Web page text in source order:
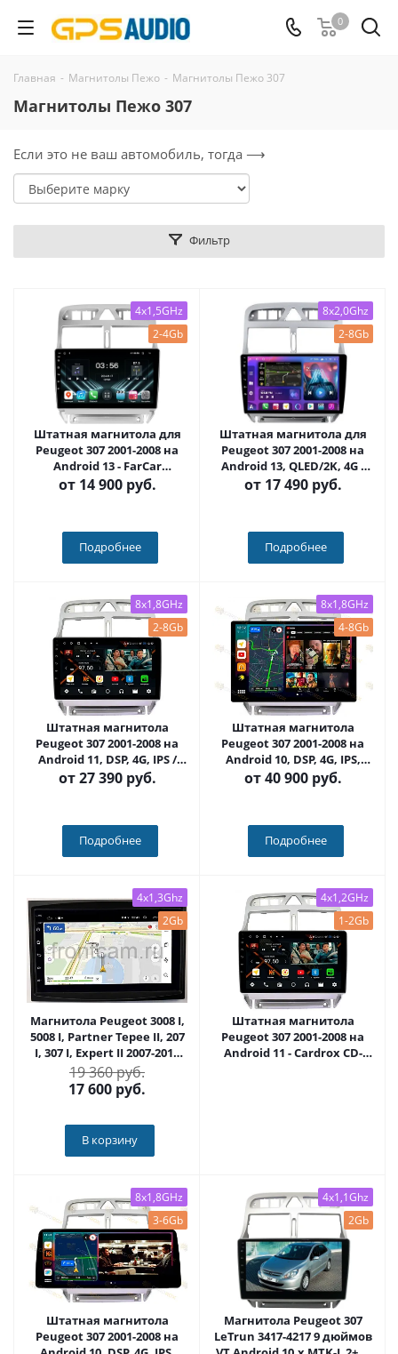
0
Главная - Магнитолы Пежо - Магнитолы Пежо 307
Магнитолы Пежо 307
Если это не ваш автомобиль, тогда ⟶
Фильтр
4x1,5GHz
2-4Gb
Штатная магнитола для
Peugeot 307 2001-2008 на
Android 13 - FarCar
(D/DX017M Silver)
от 14 900 руб.
Подробнее
8x2,0Ghz
2-8Gb
Штатная магнитола для
Peugeot 307 2001-2008 на
Android 13, QLED/2K, 4G -
FarCar S500 Plus (017M
от 17 490 руб.
Подробнее
8x1,8GHz
2-8Gb
Штатная магнитола
Peugeot 307 2001-2008 на
Android 11, DSP, 4G, IPS /
QLED 2K, Carplay - Cardrox
CD-4611
от27 390 руб.
Подробнее
8x1,8GHz
4-8Gb
Штатная магнитола
Peugeot 307 2001-2008 на
Android 10, DSP, 4G, IPS,
Carplay - Cardrox CD-4611-
13 (11-13 дюймов)
от40 900 руб.
Подробнее
4x1,3Ghz
2Gb
Магнитола Peugeot 3008 I,
5008 I, Partner Tepee II, 207
I, 307 I, Expert II 2007-2016
OEM (GT7-RP-PG307-64) на
Android 10
19 360 руб.
17 600 руб.
В корзину
4x1,2GHz
1-2Gb
Штатная магнитола
Peugeot 307 2001-2008 на
Android 11 - Cardrox CD-
8x1,8GHz
3-6Gb
Штатная магнитола
Peugeot 307 2001-2008 на
4x1,1Ghz
2Gb
Магнитола Peugeot 307
LeTrun 3417-4217 9 дюймов